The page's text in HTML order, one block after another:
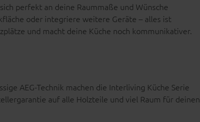
perfekt an deine Raummaße und Wünsche
oder integriere weitere Geräte – alles ist
und macht deine Küche noch kommunikativer.
AEG-Technik machen die Interliving Küche Serie
auf alle Holzteile und viel Raum für deinen